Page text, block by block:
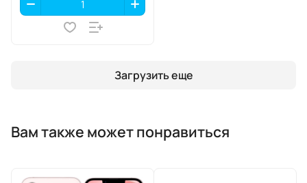
Загрузить еще
Вам также может понравиться